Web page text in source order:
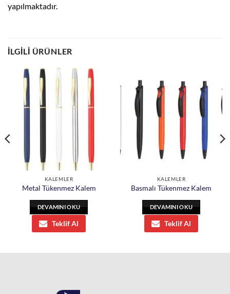
yapılmaktadır.
İLGILI ÜRÜNLER
KALEMLER
Metal Tükenmez Kalem
DEVAMINI OKU
Teklif Al
KALEMLER
Basmalı Tükenmez Kalem
DEVAMINI OKU
Teklif Al